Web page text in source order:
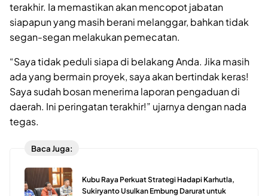
terakhir. Ia memastikan akan mencopot jabatan
siapapun yang masih berani melanggar, bahkan tidak
segan-segan melakukan pemecatan.
“Saya tidak peduli siapa di belakang Anda. Jika masih
ada yang bermain proyek, saya akan bertindak keras!
Saya sudah bosan menerima laporan pengaduan di
daerah. Ini peringatan terakhir!” ujarnya dengan nada
tegas.
Baca Juga:
Kubu Raya Perkuat Strategi Hadapi Karhutla,
Sukiryanto Usulkan Embung Darurat untuk